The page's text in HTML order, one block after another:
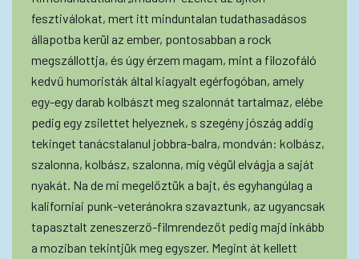
fesztiválokat, mert itt minduntalan tudathasadásos
állapotba kerül az ember, pontosabban a rock
megszállottja, és úgy érzem magam, mint a filozofáló
kedvű humoristák által kiagyalt egérfogóban, amely
egy-egy darab kolbászt meg szalonnát tartalmaz, elébe
pedig egy zsilettet helyeznek, s szegény jószág addig
tekinget tanácstalanul jobbra-balra, mondván: kolbász,
szalonna, kolbász, szalonna, míg végül elvágja a saját
nyakát. Na de mi megelőztük a bajt, és egyhangúlag a
kaliforniai punk-veteránokra szavaztunk, az ugyancsak
tapasztalt zeneszerző-filmrendezőt pedig majd inkább
a moziban tekintjük meg egyszer. Megint át kellett